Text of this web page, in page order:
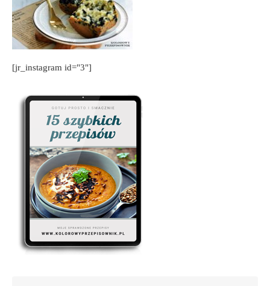
[jr_instagram id="3"]